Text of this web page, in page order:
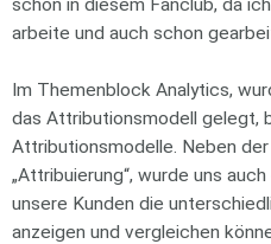
arbeite und auch schon
Im Themenblock Analytics,
das Attributionsmodell gelegt,
Attributionsmodelle. Neben
„Attribuierung“, wurde uns
unsere Kunden die
anzeigen und vergleichen